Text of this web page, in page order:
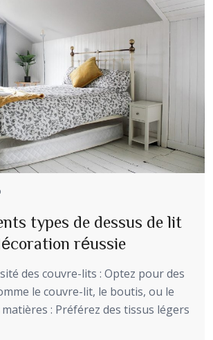
types de dessus de lit
réussie
des couvre-lits : Optez pour des
le couvre-lit, le boutis, ou le
matières : Préférez des tissus légers